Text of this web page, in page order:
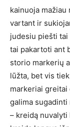
kainuoja
vartant ir
judesiu piešti
tai pakartoti ant
storio markerių
lūžta, bet vis
markeriai
galima
– kreidą